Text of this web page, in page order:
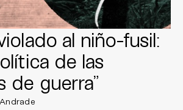
al niño-fusil:
de las
de guerra”